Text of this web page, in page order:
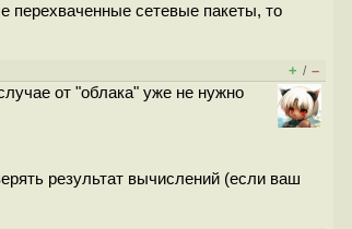
перехваченные сетевые пакеты, то
+ / –
от "облака" уже не нужно
результат вычислений (если ваш